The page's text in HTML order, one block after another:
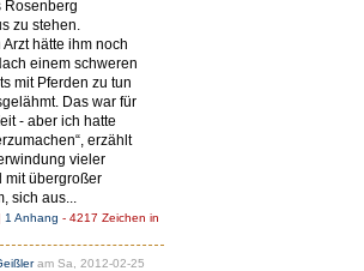
Rosenberg
zu stehen.
hätte ihm noch
einem schweren
mit Pferden zu tun
Das war für
- aber ich hatte
erzählt
vieler
mit übergroßer
sich aus...
1 Anhang - 4217 Zeichen in
am Sa, 2012-02-25